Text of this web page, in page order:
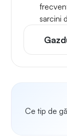
sarcini
Ce tip de